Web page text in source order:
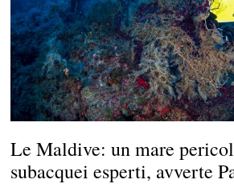
Le Maldive: un mare
subacquei esperti, avverte